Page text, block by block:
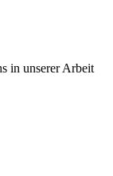
in unserer Arbeit